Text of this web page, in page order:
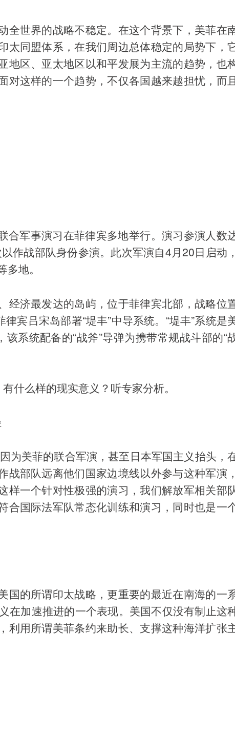
全世界的战略不稳定。在这个背景下，美菲在
太同盟体系，在我们周边总体稳定的局势下，
地区、亚太地区以和平发展为主流的趋势，也
对这样的一个趋势，不仅各国越来越担忧，而且
合军事演习在菲律宾多地举行。演习参演人数
作战部队身份参演。此次军演自4月20日启动，
地。
经济最发达的岛屿，位于菲律宾北部，战略位
宾吕宋岛部署“堤丰”中导系统。“堤丰”系统是
系统配备的“战斧”导弹为携带常规战斗部的“
什么样的现实意义？听专家分析。
为美菲的联合军演，甚至日本军国主义抬头，
部队远离他们国家边境线以外参与这种军演，
样一个针对性极强的演习，我们解放军相关部
合国际法军队常态化训练和演习，同时也是一
国的所谓印太战略，更重要的最近在南海的一
在加速推进的一个表现。美国不仅没有制止这
利用所谓美菲条约来助长、支撑这种海洋扩张